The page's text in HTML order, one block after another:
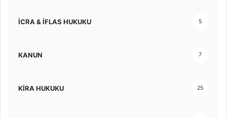
İCRA & İFLAS HUKUKU 5
KANUN 7
KİRA HUKUKU 25